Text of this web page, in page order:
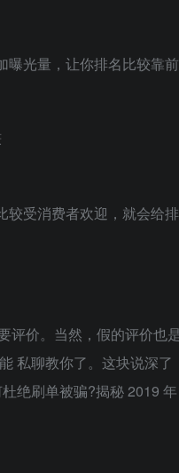
曝光量，让你排名比较靠前
较受消费者欢迎，就会给排
评价。当然，假的评价也
私聊教你了。这块说深了
绝刷单被骗?揭秘 2019 年